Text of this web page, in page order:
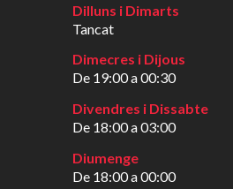
Dilluns i Dimarts
Tancat
Dimecres i Dijous
De 19:00 a 00:30
Divendres i Dissabte
De 18:00 a 03:00
Diumenge
De 18:00 a 00:00